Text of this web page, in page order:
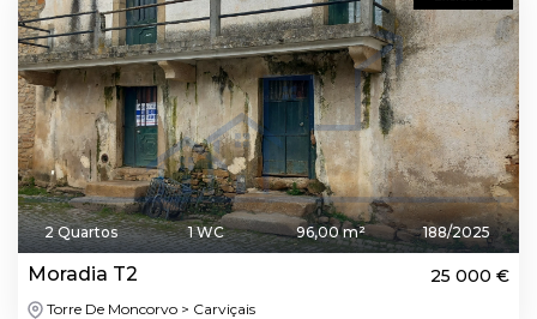
2 Quartos 1 WC 96,00 m² 188/2025
Moradia T2 25 000 €
Torre De Moncorvo > Carviçais